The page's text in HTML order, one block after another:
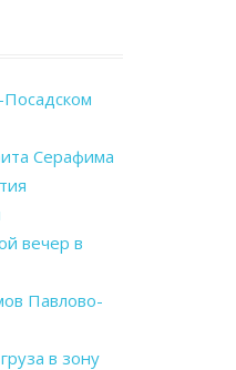
Серафима
вечер в
Павлово-
в зону